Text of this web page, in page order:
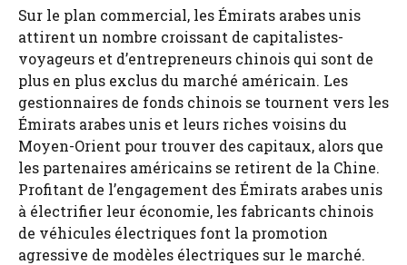
Sur le plan commercial, les Émirats arabes unis
attirent un nombre croissant de capitalistes-
voyageurs et d’entrepreneurs chinois qui sont de
plus en plus exclus du marché américain. Les
gestionnaires de fonds chinois se tournent vers les
Émirats arabes unis et leurs riches voisins du
Moyen-Orient pour trouver des capitaux, alors que
les partenaires américains se retirent de la Chine.
Profitant de l’engagement des Émirats arabes unis
à électrifier leur économie, les fabricants chinois
de véhicules électriques font la promotion
agressive de modèles électriques sur le marché.